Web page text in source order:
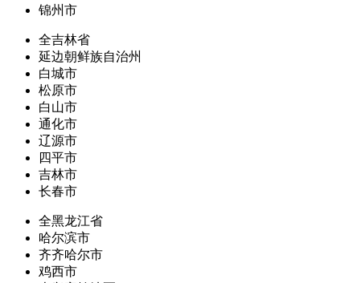
锦州市
全吉林省
延边朝鲜族自治州
白城市
松原市
白山市
通化市
辽源市
四平市
吉林市
长春市
全黑龙江省
哈尔滨市
齐齐哈尔市
鸡西市